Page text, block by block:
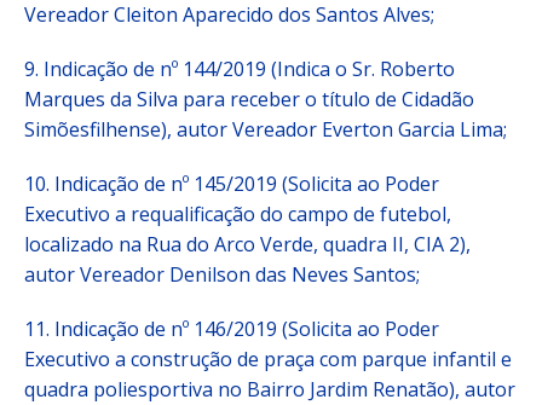
Vereador Cleiton Aparecido dos Santos Alves;
9. Indicação de nº 144/2019 (Indica o Sr. Roberto
Marques da Silva para receber o título de Cidadão
Simõesfilhense), autor Vereador Everton Garcia Lima;
10. Indicação de nº 145/2019 (Solicita ao Poder
Executivo a requalificação do campo de futebol,
localizado na Rua do Arco Verde, quadra II, CIA 2),
autor Vereador Denilson das Neves Santos;
11. Indicação de nº 146/2019 (Solicita ao Poder
Executivo a construção de praça com parque infantil e
quadra poliesportiva no Bairro Jardim Renatão), autor